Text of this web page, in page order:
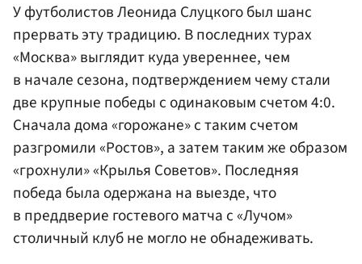
У футболистов Леонида Слуцкого был шанс
прервать эту традицию. В последних турах
«Москва» выглядит куда увереннее, чем
в начале сезона, подтверждением чему стали
две крупные победы с одинаковым счетом 4:0.
Сначала дома «горожане» с таким счетом
разгромили «Ростов», а затем таким же образом
«грохнули» «Крылья Советов». Последняя
победа была одержана на выезде, что
в преддверие гостевого матча с «Лучом»
столичный клуб не могло не обнадеживать.